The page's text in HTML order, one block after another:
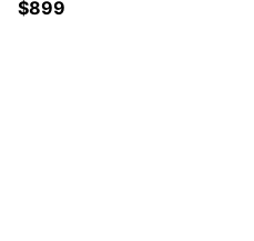
室友｜益生菌｜酵素
$899